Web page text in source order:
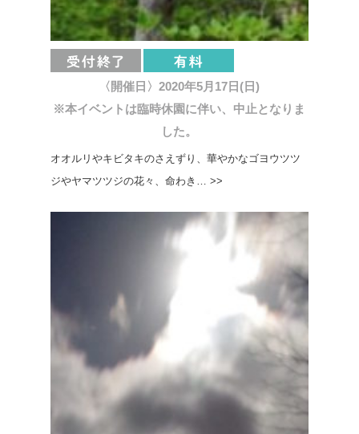
〈開催日〉2020年5月17日(日)
※本イベントは臨時休園に伴い、中止となりま
した。
オオルリやキビタキのさえずり、華やかなゴヨウツツ
ジやヤマツツジの花々、命わき… >>